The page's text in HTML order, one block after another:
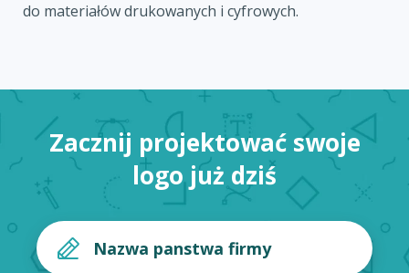
do materiałów drukowanych i cyfrowych.
Zacznij projektować swoje
logo już dziś